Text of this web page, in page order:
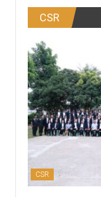
CSR
CSR